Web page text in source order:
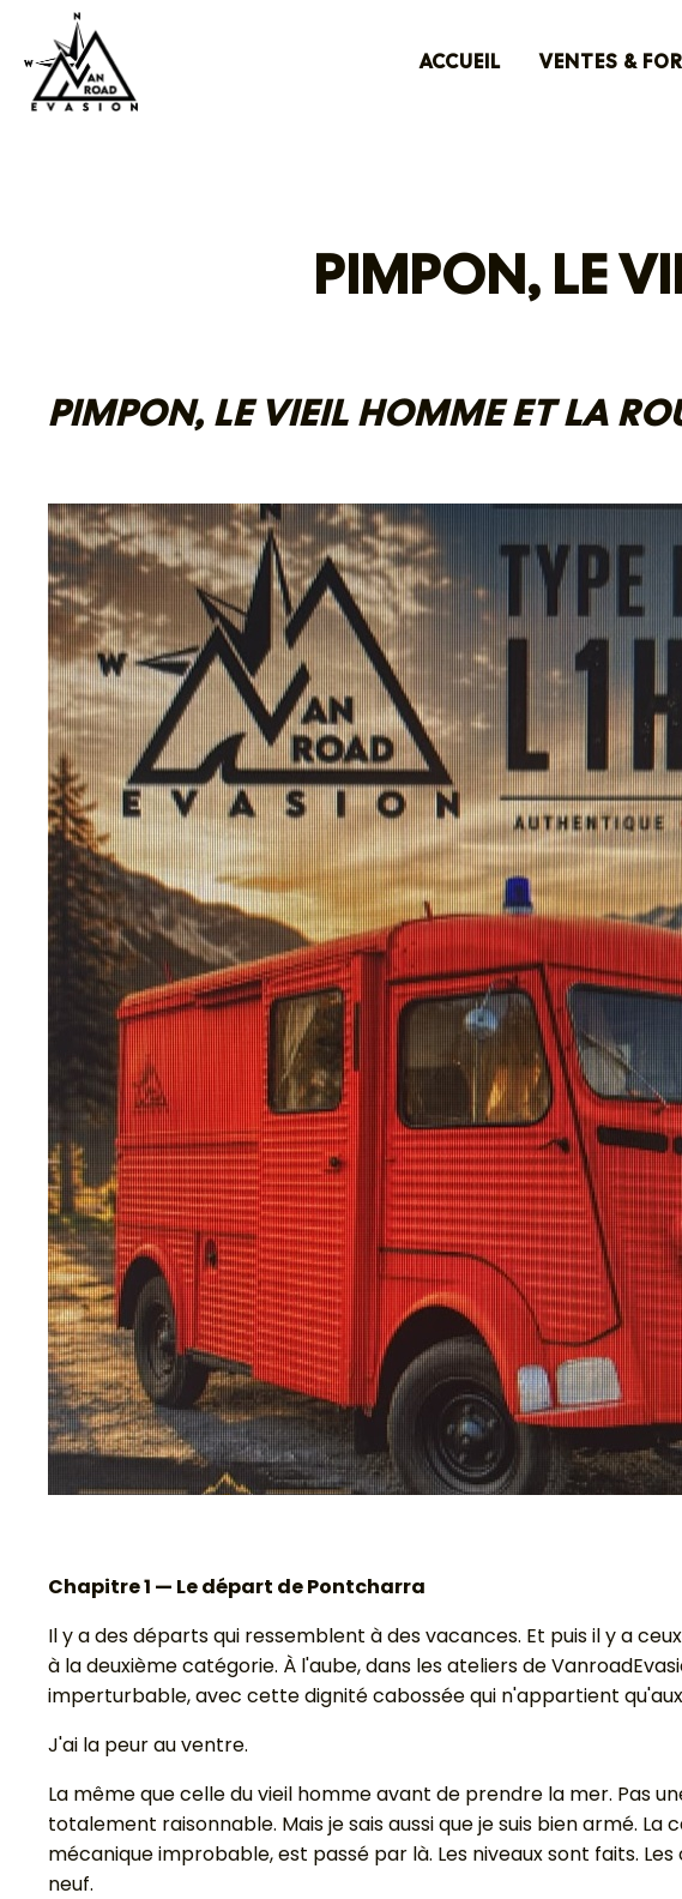
ACCUEIL VENTES &
PIMPON, LE
PIMPON, LE VIEIL HOMME ET LA
Chapitre 1 — Le départ de Pontcharra
Il y a des départs qui ressemblent à des vacances. Et puis il y a
à la deuxième catégorie. À l'aube, dans les ateliers de
imperturbable, avec cette dignité cabossée qui n'appartient
J'ai la peur au ventre.
La même que celle du vieil homme avant de prendre la mer. Pas
totalement raisonnable. Mais je sais aussi que je suis bien armé.
mécanique improbable, est passé par là. Les niveaux sont faits.
neuf.